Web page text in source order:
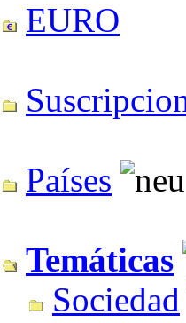
EURO
Países
Temáticas
Sociedad